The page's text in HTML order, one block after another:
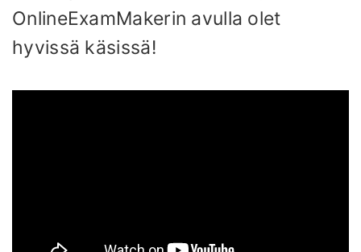
OnlineExamMakerin avulla olet
hyvissä käsissä!